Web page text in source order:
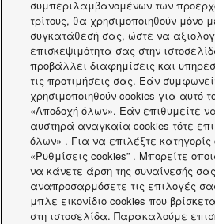
συμπεριλαμβανομένων των
τρίτους, θα χρησιμοποιηθούν μόνο
συγκατάθεσή σας, ώστε να
επισκεψιμότητα σας στην
προβάλλει διαφημίσεις και
τις προτιμήσεις σας. Εάν
χρησιμοποιηθούν cookies για αυτό
«Αποδοχή όλων». Εάν επιθυμείτε
αυστηρά αναγκαία cookies τότε
όλων» . Για να επιλέξτε κατηγορίς
«Ρυθμίσεις cookies” . Μπορείτε
να κάνετε άρση της συναίνεσής
αναπροσαρμόσετε τις επιλογές
μπλε εικονίδιο cookies που
στη ιστοσελίδα. Παρακαλούμε